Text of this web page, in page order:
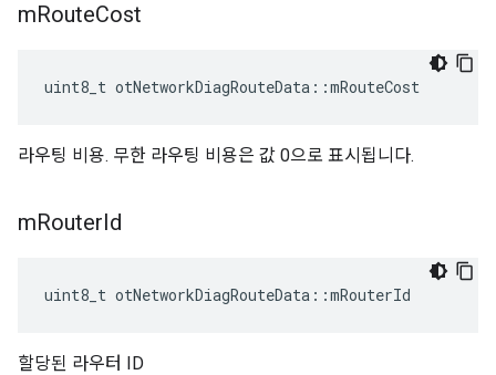
mRouteCost
uint8_t otNetworkDiagRouteData ::mRouteCost
라우팅 비용. 무한 라우팅 비용은 값 0으로 표시됩니다.
mRouterId
uint8_t otNetworkDiagRouteData ::mRouterId
할당된 라우터 ID